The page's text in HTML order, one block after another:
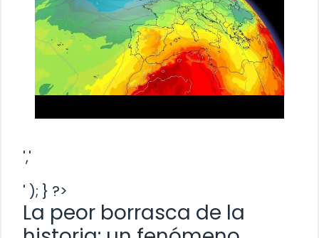
','
' ); } ?>
La peor borrasca de la